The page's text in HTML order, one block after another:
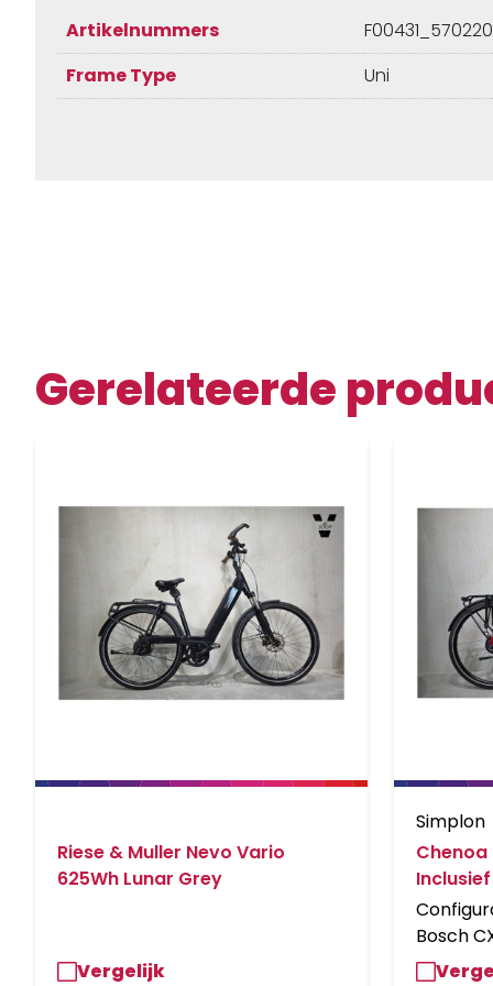
Artikelnummers
Frame Type
Uni
Gerelateerde
Riese & Muller Nevo Vario
625Wh Lunar Grey
Vergelijk
Simplon
Chenoa
Black
Bosch
Black